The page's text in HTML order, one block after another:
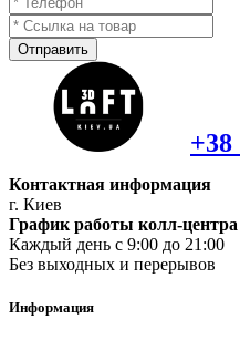
Отправить
+38
Контактная информация
г. Киев
График работы колл-центра
Каждый день с 9:00 до 21:00
Без выходных и перерывов
Информация